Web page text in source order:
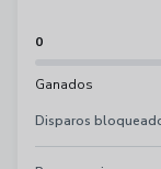
0
Ganados
Disparos